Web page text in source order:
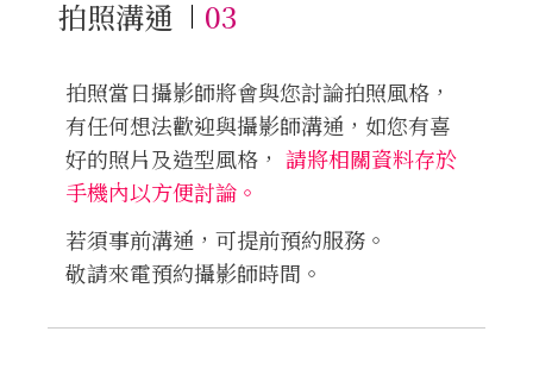
拍照溝通 03
拍照當日攝影師將會與您討論拍照風格，
有任何想法歡迎與攝影師溝通，如您有喜
好的照片及造型風格， 請將相關資料存於
手機內以方便討論。
若須事前溝通，可提前預約服務。
敬請來電預約攝影師時間。